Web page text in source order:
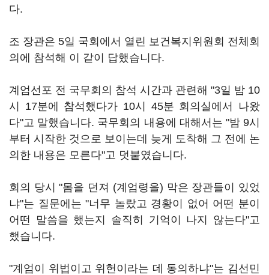
다.
조 장관은 5일 국회에서 열린 보건복지위원회 전체회
의에 참석해 이 같이 답했습니다.
계엄선포 전 국무회의 참석 시간과 관련해 "3일 밤 10
시 17분에 참석했다가 10시 45분 회의실에서 나왔
다"고 말했습니다. 국무회의 내용에 대해서는 "밤 9시
부터 시작한 것으로 보이는데 늦게 도착해 그 전에 논
의한 내용은 모른다"고 덧붙였습니다.
회의 당시 "몸을 던져 (계엄령을) 막은 장관들이 있었
냐"는 질문에는 "너무 놀랐고 경황이 없어 어떤 분이
어떤 말씀을 했는지 솔직히 기억이 나지 않는다"고
했습니다.
"계엄이 위법이고 위헌이라는 데 동의하냐"는 김선민